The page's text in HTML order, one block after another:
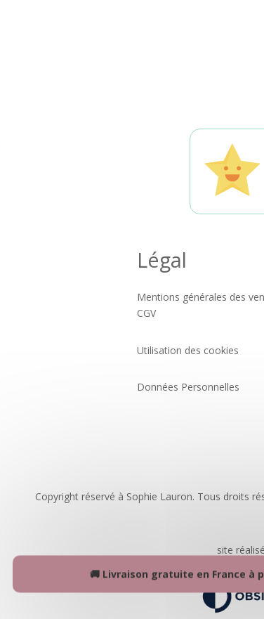
🚚 Livraison gratuite en France à
Légal
Mentions générales des
CGV
Utilisation des cookies
Données Personnelles
Copyright réservé à Sophie Lauron. Tous droits
site